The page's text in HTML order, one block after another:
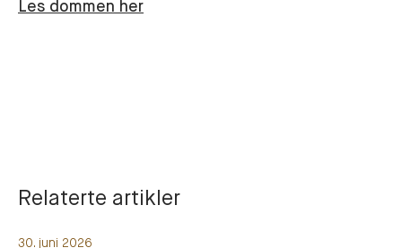
Les dommen her
Relaterte artikler
30. juni 2026